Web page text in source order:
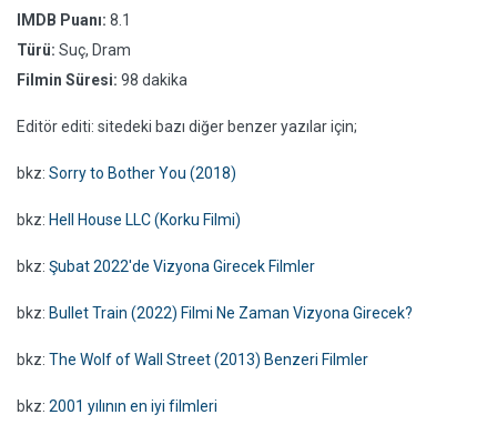
IMDB Puanı: 8.1
Türü: Suç, Dram
Filmin Süresi: 98 dakika
Editör editi: sitedeki bazı diğer benzer yazılar için;
bkz: Sorry to Bother You (2018)
bkz: Hell House LLC (Korku Filmi)
bkz: Şubat 2022'de Vizyona Girecek Filmler
bkz: Bullet Train (2022) Filmi Ne Zaman Vizyona Girecek?
bkz: The Wolf of Wall Street (2013) Benzeri Filmler
bkz: 2001 yılının en iyi filmleri